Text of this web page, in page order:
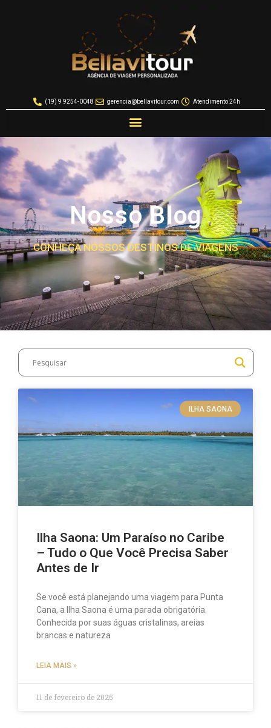
(19) 9 9254-0048 gerencia@bellavitour.com Atendimento 24h
Nosso Blog
CONHEÇA NOSSOS DESTINOS DE VIAGENS
ILHA SAONA
Ilha Saona: Um Paraíso no Caribe
– Tudo o Que Você Precisa Saber
Antes de Ir
Se você está planejando uma viagem para Punta
Cana, a Ilha Saona é uma parada obrigatória.
Conhecida por suas águas cristalinas, areias
brancas e natureza
LEIA MAIS »
11 de fevereiro de 2025